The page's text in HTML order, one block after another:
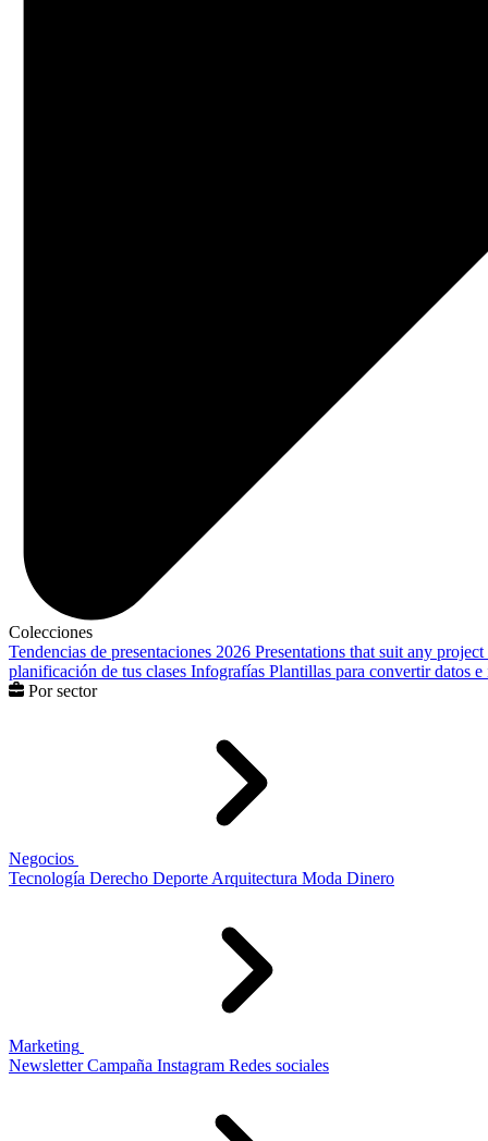
Colecciones
Tendencias de presentaciones 2026 Presentations that suit any project
planificación de tus clases Infografías Plantillas para convertir datos
Por sector
Negocios
Tecnología Derecho Deporte Arquitectura Moda Dinero
Marketing
Newsletter Campaña Instagram Redes sociales